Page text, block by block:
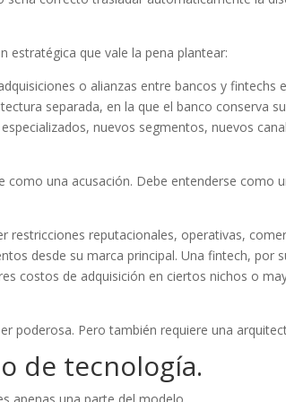
estratégica que vale la pena plantear:
o alianzas entre bancos y
separada, en la que el banco conserva
nuevos segmentos, nuevos
como una acusación. Debe entenderse como
restricciones reputacionales, operativas,
desde su marca principal. Una fintech, por
costos de adquisición en ciertos nichos o
poderosa. Pero también requiere una
de tecnología.